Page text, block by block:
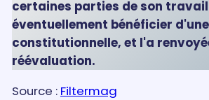
certaines parties de son
éventuellement bénéficier
constitutionnelle, et l'a
réévaluation.
Source : Filtermag